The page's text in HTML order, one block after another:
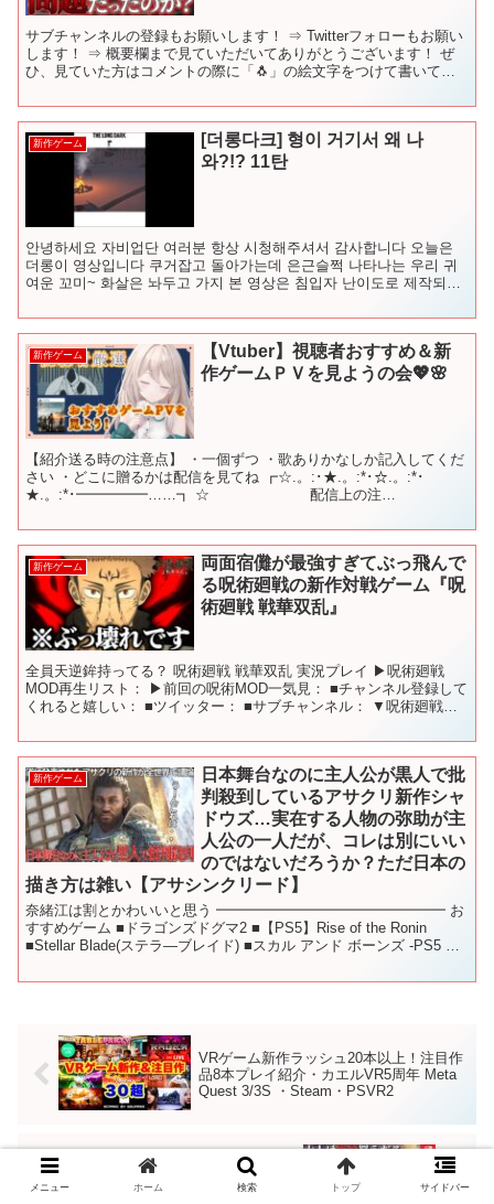
サブチャンネルの登録もお願いします！ ⇒ Twitterフォローもお願い
します！ ⇒ 概要欄まで見ていただいてありがとうございます！ ぜ
ひ、見ていた方はコメントの際に「🐧」の絵文字をつけて書いてい
新作ゲーム
[더롱다크] 형이 거기서 왜 나
와?!? 11탄
안녕하세요 자비업단 여러분 항상 시청해주셔서 감사합니다 오늘은
더롱이 영상입니다 쿠거잡고 돌아가는데 은근슬쩍 나타나는 우리 귀
여운 꼬미~ 화살은 놔두고 가지 본 영상은 침입자 난이도로 제작되었
新作ゲーム
【Vtuber】視聴者おすすめ＆新
作ゲームＰＶを見ようの会💖🌸
【紹介送る時の注意点】 ・一個ずつ ・歌ありかなしか記入してくだ
さい ・どこに贈るかは配信を見てね ┏☆.。:･★.。:*･☆.。:*･
★.。:*･━━━━━……┓ ☆ 配信上の注
新作ゲーム
両面宿儺が最強すぎてぶっ飛んで
る呪術廻戦の新作対戦ゲーム『呪
術廻戦 戦華双乱』
全員天逆鉾持ってる？ 呪術廻戦 戦華双乱 実況プレイ ▶呪術廻戦
MOD再生リスト： ▶前回の呪術MOD一気見： ■チャンネル登録して
くれると嬉しい： ■ツイッター： ■サブチャンネル： ▼呪術廻戦
新作ゲーム
日本舞台なのに主人公が黒人で批
判殺到しているアサクリ新作シャ
ドウズ…実在する人物の弥助が主
人公の一人だが、コレは別にいい
のではないだろうか？ただ日本の
描き方は雑い【アサシンクリード】
奈緒江は割とかわいいと思う ━━━━━━━━━━━━━━━━ お
すすめゲーム ■ドラゴンズドグマ2 ■【PS5】Rise of the Ronin
■Stellar Blade(ステラ―ブレイド) ■スカル アンド ボーンズ -PS5 ■
VRゲーム新作ラッシュ20本以上！注目作
品8本プレイ紹介・カエルVR5周年 Meta
Quest 3/3S ・Steam・PSVR2
【Switch最新作】大人に刺さる！注目の
期待作12選【Switch2/Switch】
メニュー ホーム 検索 トップ サイドバー